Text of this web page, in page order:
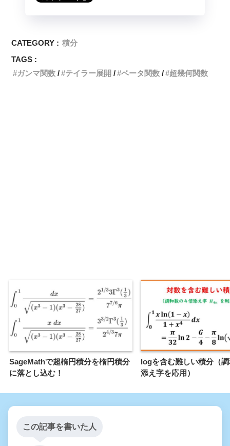
CATEGORY : 積分
TAGS :
ガンマ関数
テイラー展開 ベータ関数 超幾何関数
SageMathで超楕円積分を楕円積分
に落とし込む！
logを含む難しい積分（
添え字を応用）
この記事を書いた人